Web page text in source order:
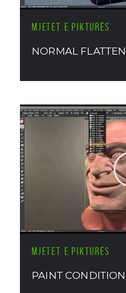
MJETET E PIKTURËS
NORMAL
MJETET E PIKTURËS
PAINT